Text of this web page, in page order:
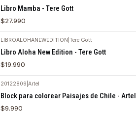
Libro Mamba - Tere Gott
$27.990
LIBROALOHANEWEDITION |Tere Gott
Libro Aloha New Edition - Tere Gott
$19.990
20122809 |Artel
Block para colorear Paisajes de Chile - Artel
$9.990